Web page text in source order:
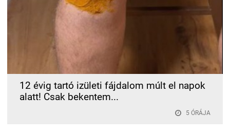
12 évig tartó izületi fájdalom múlt el napok
alatt! Csak bekentem...
5 ÓRÁJA